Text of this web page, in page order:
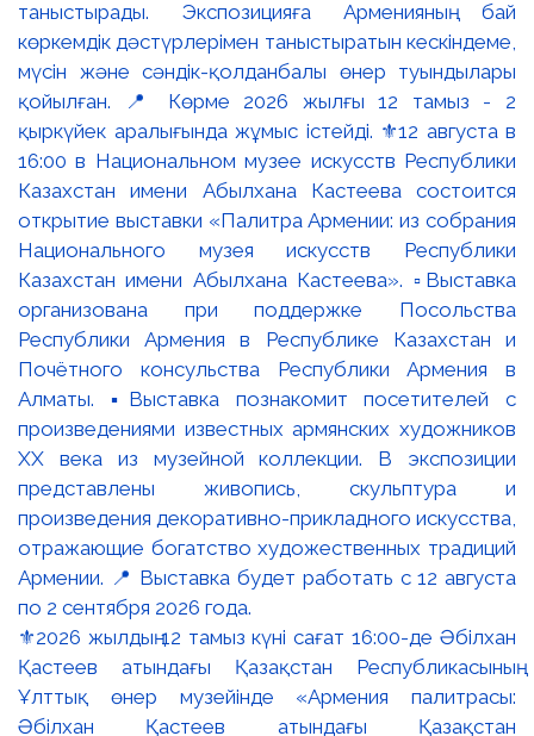
⚜️2026 жылдың 12 тамыз күні сағат 16:00-де Әбілхан
Қастеев атындағы Қазақстан Республикасының
Ұлттық өнер музейінде «Армения палитрасы:
Әбілхан Қастеев атындағы Қазақстан